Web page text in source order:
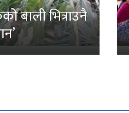
बाली भित्राउनै